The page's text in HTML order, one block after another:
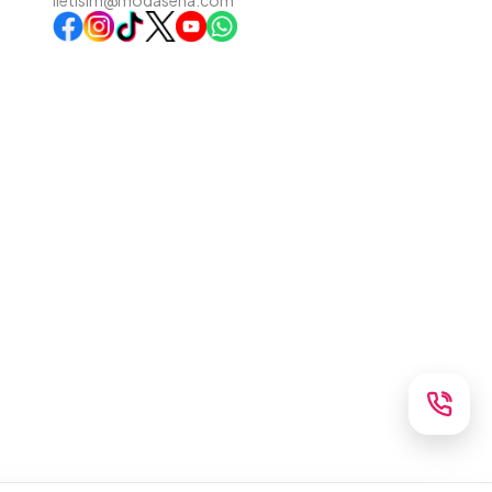
Instagram
TikTok
X WhatsApp